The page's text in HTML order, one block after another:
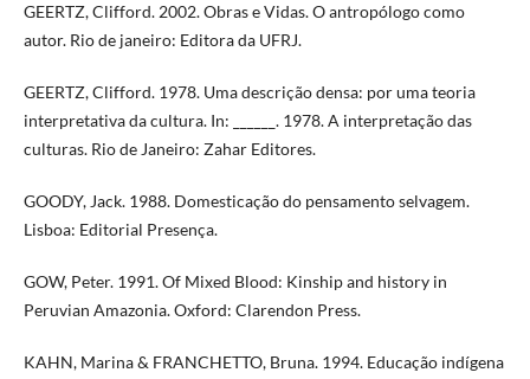
GEERTZ, Clifford. 2002. Obras e Vidas. O antropólogo como
autor. Rio de janeiro: Editora da UFRJ.
GEERTZ, Clifford. 1978. Uma descrição densa: por uma teoria
interpretativa da cultura. In: ______. 1978. A interpretação das
culturas. Rio de Janeiro: Zahar Editores.
GOODY, Jack. 1988. Domesticação do pensamento selvagem.
Lisboa: Editorial Presença.
GOW, Peter. 1991. Of Mixed Blood: Kinship and history in
Peruvian Amazonia. Oxford: Clarendon Press.
KAHN, Marina & FRANCHETTO, Bruna. 1994. Educação indígena